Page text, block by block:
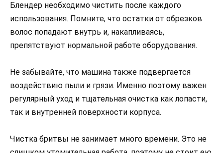
Блендер необходимо чистить после каждого
использования. Помните, что остатки от обрезков
волос попадают внутрь и, накапливаясь,
препятствуют нормальной работе оборудования.
Не забывайте, что машина также подвергается
воздействию пыли и грязи. Именно поэтому важен
регулярный уход и тщательная очистка как лопасти,
так и внутренней поверхности корпуса.
Чистка бритвы не занимает много времени. Это не